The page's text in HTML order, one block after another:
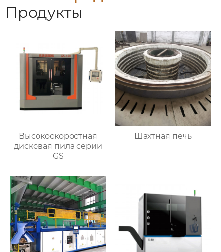
Продукты
Высокоскоростная
дисковая пила серии
GS
Шахтная печь